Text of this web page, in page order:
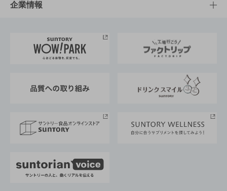
工場見学
地域情報
サントリーホール
サントリーサンバーズ大阪
サステナビリティTOP
サントリーが考えるサステナビリティ経営
企業情報
企業概要
採用情報